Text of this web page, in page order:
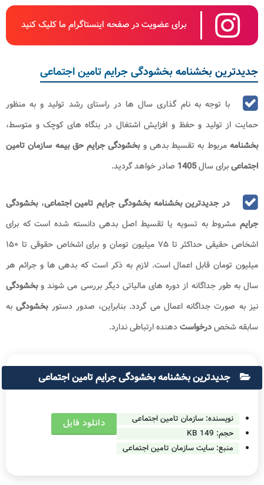
برای عضویت در صفحه اینستاگرام ما کلیک کنید
جدیدترین بخشنامه بخشودگی جرایم تامین اجتماعی
با توجه به نام‌ گذاری سال ها در راستای رشد تولید و به منظور
حمایت از تولید و حفظ و افزایش اشتغال در بنگاه‌ های کوچک و متوسط،
بخشنامهمربوط به تقسیط بدهی و بخشودگی جرایم حق بیمه سازمان تامین
اجتماعیبرای سال1405 صادر خواهد گردید.
در جدیدترین بخشنامه بخشودگی جرایم تامین اجتماعی،بخشودگی
جرایم مشروط به تسویه یا تقسیط اصل بدهی دانسته شده است که برای
اشخاص حقیقی حداکثر تا ۷۵ میلیون تومان و برای اشخاص حقوقی تا ۱۵۰
میلیون تومان قابل اعمال است. لازم به ذکر است که بدهی‌ ها و جرائم هر
سال به طور جداگانه از دوره‌ های مالیاتی دیگر بررسی می‌ شوند وبخشودگی
نیز به صورت جداگانه اعمال می‌ گردد. بنابراین، صدور دستوربخشودگیبه
سابقه شخصدرخواستدهنده ارتباطی ندارد.
جدیدترین بخشنامه بخشودگی جرایم تامین اجتماعی
نویسنده: سازمان تامین اجتماعی
حجم: 149 KB
منبع: سایتسازمان تامین اجتماعی
دانلود فایل